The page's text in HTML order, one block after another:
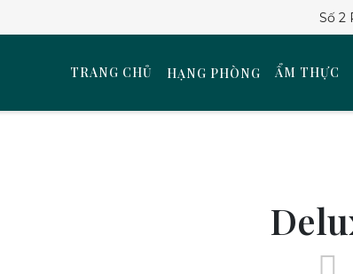
Số 2
TRANG CHỦ HẠNG PHÒNG ẨM THỰC